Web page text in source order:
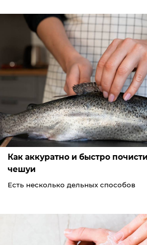
Как аккуратно и быстро
чешуи
Есть несколько дельных способов